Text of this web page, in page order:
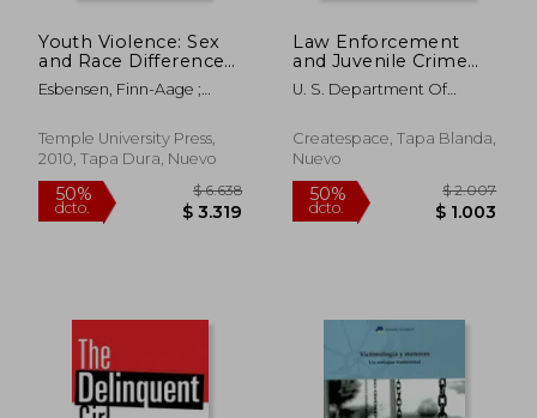
50%
dcto. $ 9.652
45%
dcto.
Youth Violence: Sex
and Race Differences
in Offending,
Victimization, and
(en Inglés)
Esbensen, Finn-Aage ;
Terrance J.
Temple University Press,
2010, Tapa Dura, Nuevo
Law Enforcement
and Juvenile Crime
(en Inglés)
U. S. Department Of
Createspace, Tapa Blanda,
Nuevo